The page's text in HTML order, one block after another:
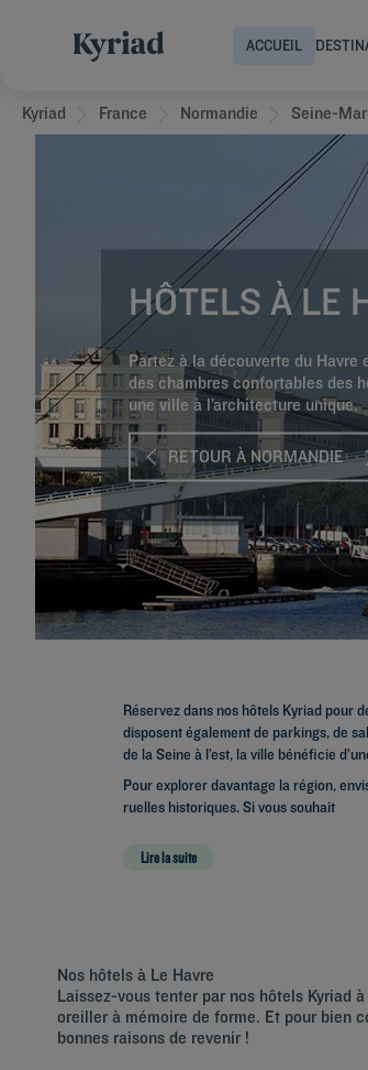
ACCUEIL
Kyriad France Normandie Seine-
HÔTELS À LE
Partez à la découverte du Havre
des chambres confortables des
une ville à l’architecture unique.
RETOUR À NORMANDIE
Réservez dans nos hôtels Kyriad pour
disposent également de parkings, de
de la Seine à l’est, la ville bénéficie
Pour explorer davantage la région,
ruelles historiques. Si vous souhait
Lire la suite
Nos hôtels à Le Havre
Laissez-vous tenter par nos hôtels Kyriad
oreiller à mémoire de forme. Et pour bien
bonnes raisons de revenir !